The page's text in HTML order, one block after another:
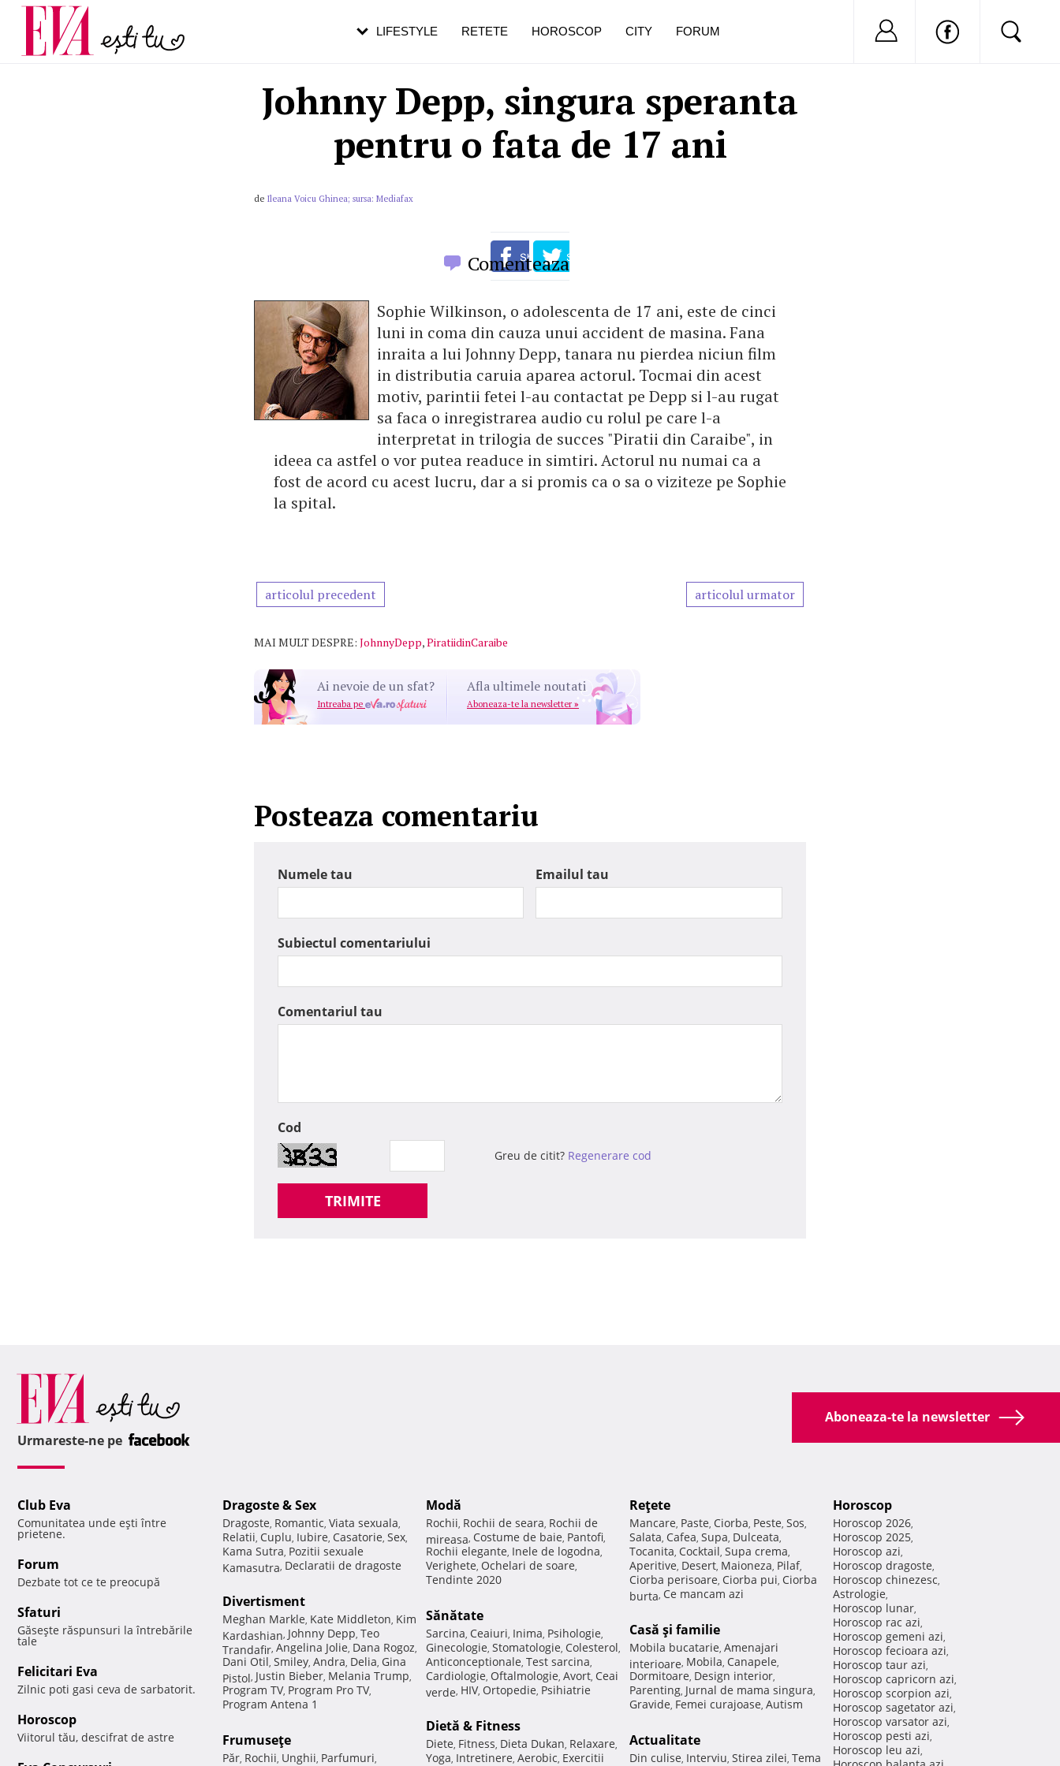
Johnny Depp, singura speranta
pentru o fata de 17 ani
de Ileana Voicu Ghinea; sursa: Mediafax
Comenteaza
Sophie Wilkinson, o adolescenta de 17 ani, este de cinci
luni in coma din cauza unui accident de masina. Fana
inraita a lui Johnny Depp, tanara nu pierdea niciun film
in distributia caruia aparea actorul. Tocmai din acest
motiv, parintii fetei l-au contactat pe Depp si l-au rugat
sa faca o inregistrarea audio cu rolul pe care l-a
interpretat in trilogia de succes "Piratii din Caraibe", in
ideea ca astfel o vor putea readuce in simtiri. Actorul nu numai ca a
fost de acord cu acest lucru, dar a si promis ca o sa o viziteze pe Sophie
la spital.
articolul precedent articolul urmator
MAI MULT DESPRE: JohnnyDepp,PiratiidinCaraibe
Ai nevoie de un sfat?
Intreaba pe
Afla ultimele noutati
Aboneaza-te la newsletter »
Posteaza comentariu
Numele tau Emailul tau
Subiectul comentariului
Comentariul tau
Cod
Greu de citit? Regenerare cod
TRIMITE
LIFESTYLE RETETE HOROSCOP CITY FORUM Nu ai cont?
Carieră
Actualitate
pe măsură ce înaintezi în vârstă
de dureroasă este investigația
Aboneaza-te la newsletter
Urmareste-ne pe
Club Eva
Comunitatea unde eşti între
prietene.
Forum
Dezbate tot ce te preocupă
Sfaturi
Găseşte răspunsuri la întrebările
tale
Felicitari Eva
Zilnic poti gasi ceva de sarbatorit.
Horoscop
Viitorul tău, descifrat de astre
Dragoste & Sex
Dragoste, Romantic, Viata sexuala,
Relatii, Cuplu, Iubire, Casatorie, Sex,
Kama Sutra, Pozitii sexuale
Kamasutra, Declaratii de dragoste
Divertisment
Meghan Markle, Kate Middleton, Kim
Kardashian, Johnny Depp, Teo
Trandafir, Angelina Jolie, Dana Rogoz,
Dani Otil, Smiley, Andra, Delia, Gina
Pistol, Justin Bieber, Melania Trump,
Program TV, Program Pro TV,
Program Antena 1
Frumuseţe
Păr, Rochii, Unghii, Parfumuri,
Modă
Rochii, Rochii de seara, Rochii de
mireasa, Costume de baie, Pantofi,
Rochii elegante, Inele de logodna,
Verighete, Ochelari de soare,
Tendinte 2020
Sănătate
Sarcina, Ceaiuri, Inima, Psihologie,
Ginecologie, Stomatologie, Colesterol,
Anticonceptionale, Test sarcina,
Cardiologie, Oftalmologie, Avort, Ceai
verde, HIV, Ortopedie, Psihiatrie
Dietă & Fitness
Diete, Fitness, Dieta Dukan, Relaxare,
Yoga, Intretinere, Aerobic, Exercitii
Reţete
Mancare, Paste, Ciorba, Peste, Sos,
Salata, Cafea, Supa, Dulceata,
Tocanita, Cocktail, Supa crema,
Aperitive, Desert, Maioneza, Pilaf,
Ciorba perisoare, Ciorba pui, Ciorba
burta, Ce mancam azi
Casă şi familie
Mobila bucatarie, Amenajari
interioare, Mobila, Canapele,
Dormitoare, Design interior,
Parenting, Jurnal de mama singura,
Gravide, Femei curajoase, Autism
Actualitate
Din culise, Interviu, Stirea zilei, Tema
Horoscop
Horoscop 2026,
Horoscop 2025,
Horoscop azi,
Horoscop dragoste,
Horoscop chinezesc,
Astrologie,
Horoscop lunar,
Horoscop rac azi,
Horoscop gemeni azi,
Horoscop fecioara azi,
Horoscop taur azi,
Horoscop capricorn azi,
Horoscop scorpion azi,
Horoscop sagetator azi,
Horoscop varsator azi,
Horoscop pesti azi,
Horoscop leu azi,